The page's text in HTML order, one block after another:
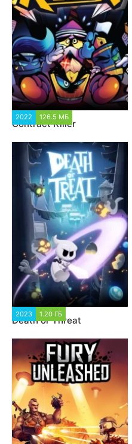
2022 126.5 МБ
Contract Killer
2023 1.20 ГБ
Death or Threat